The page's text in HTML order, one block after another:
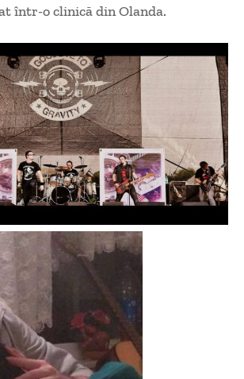
într-o clinică din Olanda.